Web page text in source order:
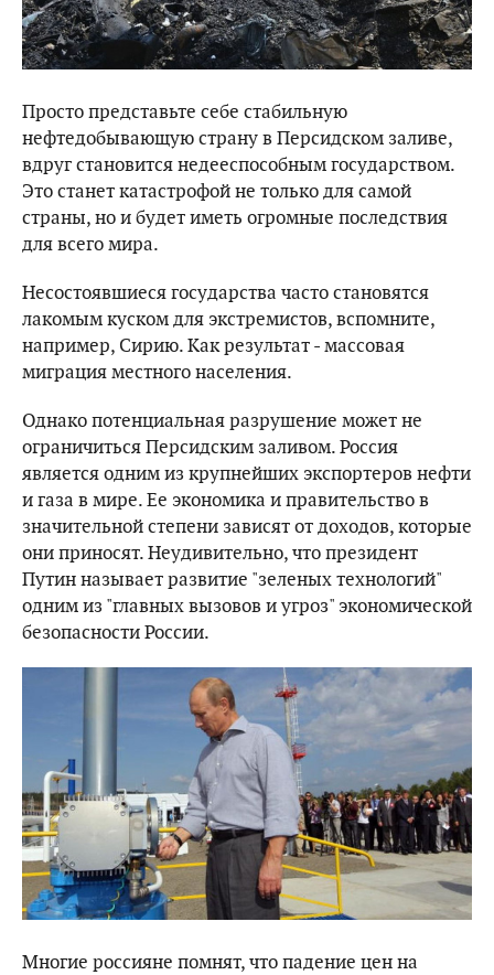
Просто представьте себе стабильную
нефтедобывающую страну в Персидском заливе,
вдруг становится недееспособным государством.
Это станет катастрофой не только для самой
страны, но и будет иметь огромные последствия
для всего мира.
Несостоявшиеся государства часто становятся
лакомым куском для экстремистов, вспомните,
например, Сирию. Как результат - массовая
миграция местного населения.
Однако потенциальная разрушение может не
ограничиться Персидским заливом. Россия
является одним из крупнейших экспортеров нефти
и газа в мире. Ее экономика и правительство в
значительной степени зависят от доходов, которые
они приносят. Неудивительно, что президент
Путин называет развитие "зеленых технологий"
одним из "главных вызовов и угроз" экономической
безопасности России.
Многие россияне помнят, что падение цен на